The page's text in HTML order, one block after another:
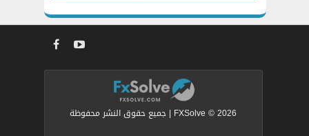
FXSolve © 2026 | جميع حقوق النشر محفوظة